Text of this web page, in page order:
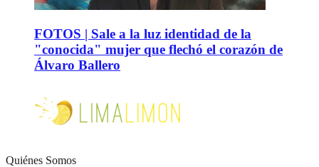
FOTOS | Sale a la luz identidad de la
"conocida" mujer que flechó el corazón de
Álvaro Ballero
Quiénes Somos